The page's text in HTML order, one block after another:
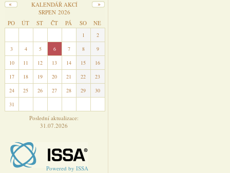
KALENDÁŘ AKCÍ
SRPEN 2026
PO
ÚT ST ČT PÁ SO NE
1
2
3
4 5 6 7 8
9
10
11 12 13 14 15
16
17
18 19 20 21 22
23
24
25 26 27 28 29
30
31
Poslední aktualizace:
31.07.2026
Powered by ISSA